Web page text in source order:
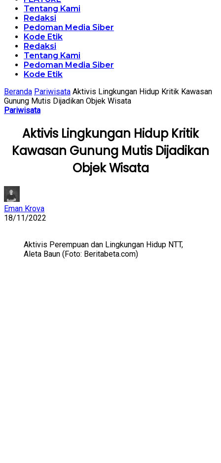
Tentang Kami
Redaksi
Pedoman Media Siber
Kode Etik
Redaksi
Tentang Kami
Pedoman Media Siber
Kode Etik
Beranda Pariwisata Aktivis Lingkungan Hidup Kritik Kawasan
Gunung Mutis Dijadikan Objek Wisata
Pariwisata
Aktivis Lingkungan Hidup Kritik
Kawasan Gunung Mutis Dijadikan
Objek Wisata
Eman Krova
18/11/2022
Aktivis Perempuan dan Lingkungan Hidup NTT,
Aleta Baun (Foto: Beritabeta.com)